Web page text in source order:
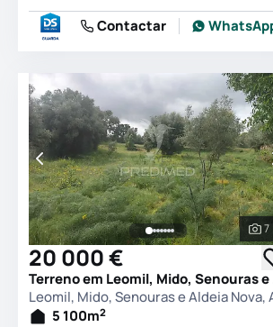
Contactar
7
20 000 €
5 100m2